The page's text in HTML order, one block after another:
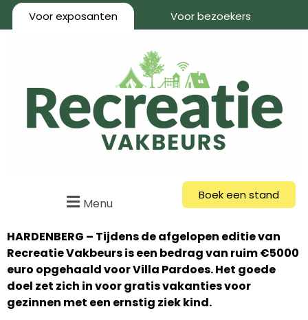
Voor exposanten Voor bezoekers
Menu
Boek een stand
HARDENBERG – Tijdens de afgelopen editie van
Recreatie Vakbeurs is een bedrag van ruim €5000
euro opgehaald voor Villa Pardoes. Het goede
doel zet zich in voor gratis vakanties voor
gezinnen met een ernstig ziek kind.